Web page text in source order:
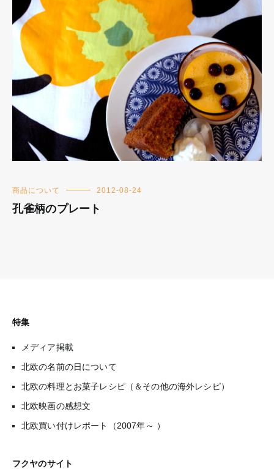
商品について 2012-08-24
孔雀柄のプレート
特集
メディア掲載
北欧の名前の日について
北欧の料理とお菓子レシピ（＆その他の海外レシピ）
北欧映画の感想文
北欧買い付けレポート（2007年～ ）
フクヤのサイト